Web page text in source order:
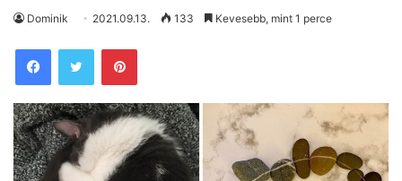
Dominik 2021.09.13. 133 Kevesebb, mint 1 perce
Pinterest